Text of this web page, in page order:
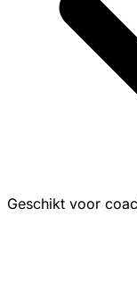
Geschikt voor